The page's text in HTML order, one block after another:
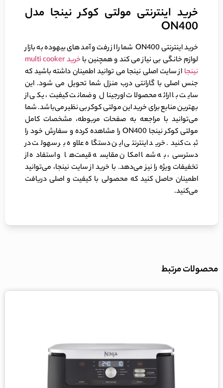
خرید اینترنتی مولتی کوکر نینجا مدل
ON400
خرید اینترنتی ON400 شما را از رفت و آمد های بیهوده به بازار
لوازم خانگی بی نیاز می کند و همچنین با
خرید multi cooker
نینجا از سایت اصلی نینجا می توانید اطمینان داشته باشید که
جنس اصلی با گارانتی درب منزل شما تحویل می شود. این
سایت با ارائه محصولات اورجینال و ضمانت کیفیت، یکی از
بهترین منابع برای خرید این مولتی کوکر بی نظیر می‌باشد. شما
می‌توانید با مراجعه به صفحات مربوطه، مشخصات کامل
مولتی کوکر نینجا ON400 را مشاهده کرده و سفارش خود را
ثبت کنید. خرید اینترنتی این دستگاه علاوه بر سهولت در
دسترسی، به شما امکان مقایسه قیمت‌ها و استفاده از
تخفیفات ویژه را نیز می‌دهد. با خرید از سایت‌ نینجا، می‌توانید
اطمینان حاصل کنید که محصولی با کیفیت و اصلی دریافت
می‌کنید.
محصولات مرتبط